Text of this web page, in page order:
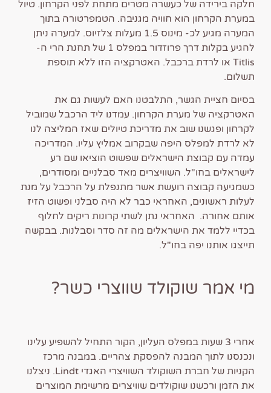
חלקה בירידה של כעשרה מטרים מתחת לפני הקרחון. טיול
במערת הקרחון הוא חוויה מגניבה. הטמפרטורה בתוך
המערה מגיע לכ- מינוס 1.5 מעלות צלזיוס. למערה ניתן
להגיע בקלות דרך פרוזדור במפלס 1 של תחנת הרי ה-
Titlis או לרדת ברכבל. האטרקציה הזו ללא תוספת
תשלום.
בסיום חציית הגשר, התלבטנו האם לעשות גם את
האטרקציה של מערת הקרחון. עמדנו ליד הרכבל שמוביל
לקרחון ופגשנו שוב את מדריכת טיולים שאז המליצה לנו
לא לרדת למפלס היפה שבקרוב אמליץ עליו. המדריכה
עמדה עם קבוצת הישראלים שפשוט הוציאו שם רע
לישראלים בחו"ל. השוויצרים מאד סבלניים ומסודרים,
כשמגיעה קבוצה רועשת אשר מתנפלת על הרכבל על מנת
לעלות ראשונים, האחראי כבר לא היה סבלני ופשוט הזיז
אותם אחורה. האחראי נתן לשתי קרונות ריקים לחלוף
בכדיי ללמד את הישראלים מה זה סדר וסבלנות. בבקשה
תייצגו אותנו יפה בחו"ל.
מי אמר שוקולד שווצרי כשר?
אחרי 3 שעות במפלס העליון, הקור התחיל להשפיע עלינו
ונכנסנו לתוך המבנה להפסקת צהריים. במבנה מרכז
הקניות של חברת השוקולד השוויצרי האגדי Lindt. ניצלנו
את הזמן ורכשנו שוקולדים שוויצרים מרשימת המוצרים